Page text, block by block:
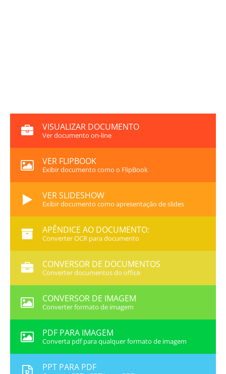
VISUALIZAR DOCUMENTO
Ver documento on-line
VER FLIPBOOK
Exibir documento como o FlipBook
VER SLIDESHOW
Exibir documento como apresentação de slides
APÊNDICE AO DOCUMENTO:
Converter OCR para documento
CONVERSOR DE DOCUMENTOS
Converter documentos do office
CONVERSOR DE IMAGEM
Converter formato de imagem
PDF PARA IMAGEM
Converta pdf para qualquer formato de imagem
PPT PARA PDF